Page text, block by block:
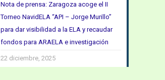
Nota de prensa: Zaragoza acoge el II
Torneo NavidELA “API – Jorge Murillo”
para dar visibilidad a la ELA y recaudar
fondos para ARAELA e investigación
22 diciembre, 2025